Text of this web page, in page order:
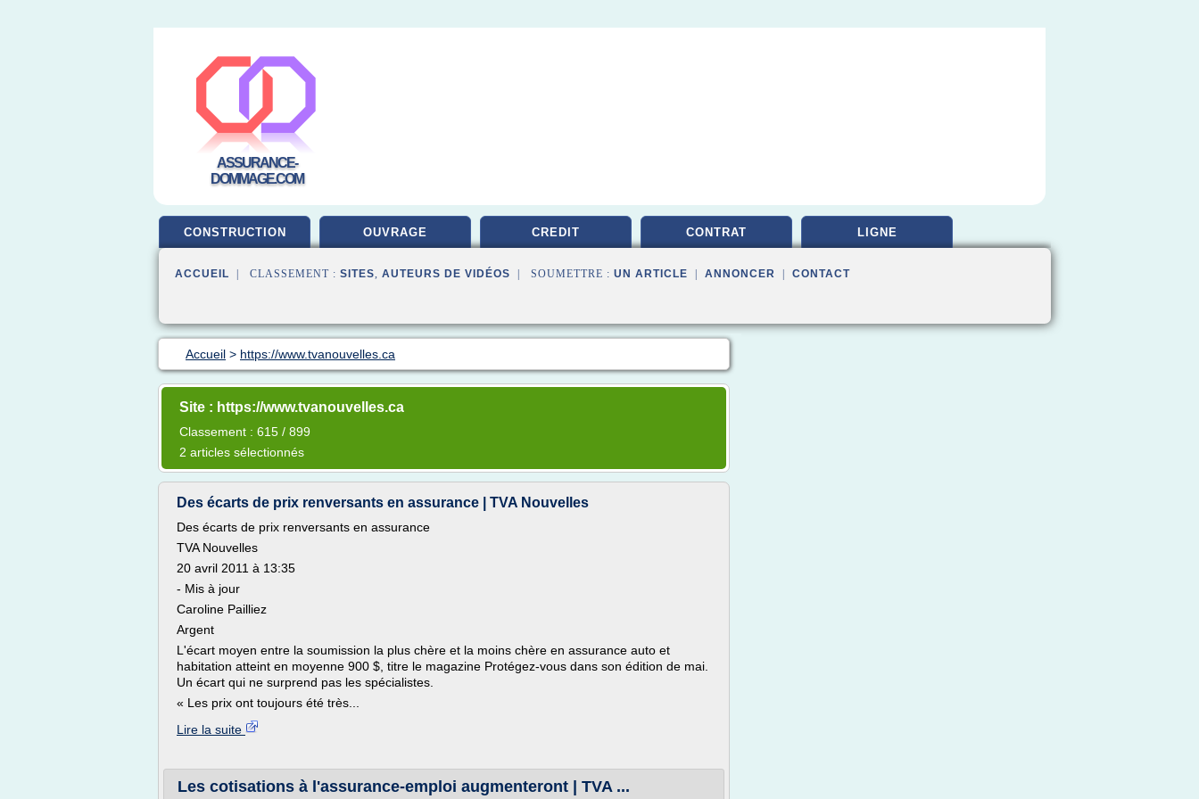
ASSURANCE-
DOMMAGE.COM
CONSTRUCTION OUVRAGE CREDIT CONTRAT LIGNE
ACCUEIL | CLASSEMENT : SITES, AUTEURS DE VIDÉOS | SOUMETTRE : UN ARTICLE ANNONCER CONTACT
Accueil > https://www.tvanouvelles.ca
Site : https://www.tvanouvelles.ca
Classement : 615 / 899
2 articles sélectionnés
Des écarts de prix renversants en assurance | TVA Nouvelles
Des écarts de prix renversants en assurance
TVA Nouvelles
20 avril 2011 à 13:35
- Mis à jour
Caroline Pailliez
Argent
L'écart moyen entre la soumission la plus chère et la moins chère en assurance auto et
habitation atteint en moyenne 900 $, titre le magazine Protégez-vous dans son édition de mai.
Un écart qui ne surprend pas les spécialistes.
« Les prix ont toujours été très...
Lire la suite
Les cotisations à l'assurance-emploi augmenteront | TVA ...